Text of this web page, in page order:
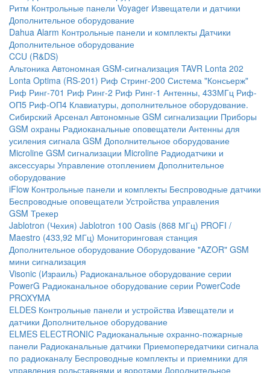
Ритм Контрольные панели Voyager Извещатели и датчики
Дополнительное оборудование
Dahua Alarm Контрольные панели и комплекты Датчики
Дополнительное оборудование
CCU (R&DS)
Альтоника Автономная GSM-сигнализация TAVR Lonta 202
Lonta Optima (RS-201) Риф Стринг-200 Система "Консьерж"
Риф Ринг-701 Риф Ринг-2 Риф Ринг-1 Антенны, 433МГц Риф-
ОП5 Риф-ОП4 Клавиатуры, дополнительное оборудование.
Сибирский Арсенал Автономные GSM сигнализации Приборы
GSM охраны Радиоканальные оповещатели Антенны для
усиления сигнала GSM Дополнительное оборудование
Microline GSM cигнализации Microline Радиодатчики и
аксессуары Управление отоплением Дополнительное
оборудование
iFlow Контрольные панели и комплекты Беспроводные датчики
Беспроводные оповещатели Устройства управления
GSM Трекер
Jablotron (Чехия) Jablotron 100 Oasis (868 МГц) PROFI /
Maestro (433,92 МГц) Мониторинговая станция
Дополнительное оборудование Оборудование "AZOR" GSM
мини сигнализация
Visonic (Израиль) Радиоканальное оборудование серии
PowerG Радиоканальное оборудование серии PowerCode
PROXYMA
ELDES Контрольные панели и устройства Извещатели и
датчики Дополнительное оборудование
ELMES ELECTRONIC Радиоканальные охранно-пожарные
панели Радиоканальные датчики Приемопередатчики сигнала
по радиоканалу Беспроводные комплекты и приемники для
управления рольставнями и воротами Дополнительное